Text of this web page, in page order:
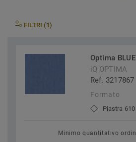
FILTRI (1)
Optima
iQ OPTIMA
Ref. 3217867
Formato
Piastra
Minimo quantitativo